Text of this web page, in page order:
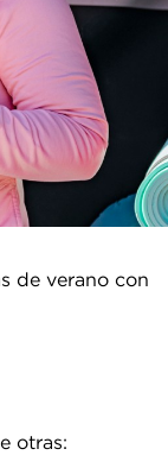
de verano con
otras: